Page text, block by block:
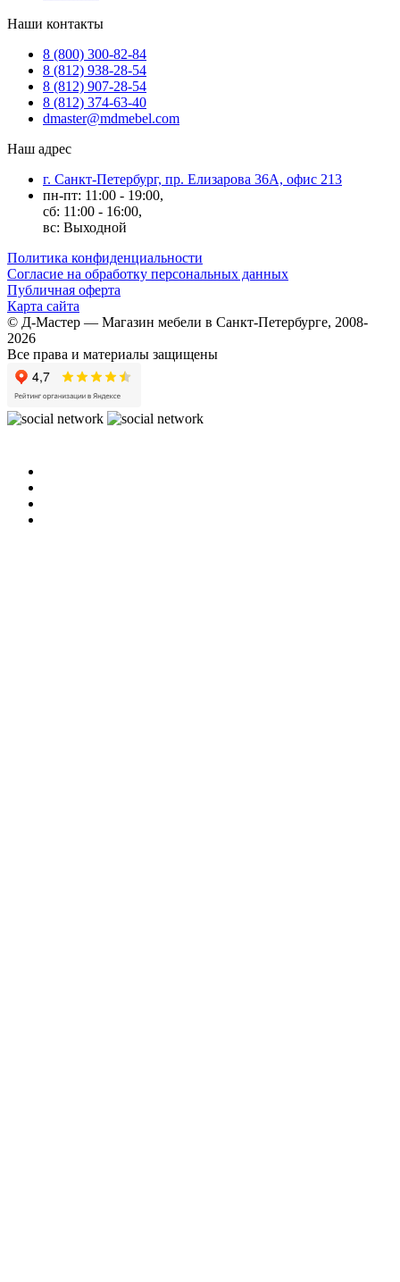
Наши контакты
8 (800) 300-82-84
8 (812) 938-28-54
8 (812) 907-28-54
8 (812) 374-63-40
dmaster@mdmebel.com
Наш адрес
г. Санкт-Петербург, пр. Елизарова 36А, офис 213
пн-пт: 11:00 - 19:00,
сб: 11:00 - 16:00,
вс: Выходной
Политика конфиденциальности
Согласие на обработку персональных данных
Публичная оферта
Карта сайта
© Д-Мастер — Магазин мебели в Санкт-Петербурге, 2008-
2026
Все права и материалы защищены